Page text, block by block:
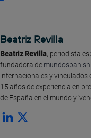
Beatriz Revilla
Beatriz Revilla, periodista
fundadora de
internacionales y vinculados
15 años de experiencia en
de España en el mundo y